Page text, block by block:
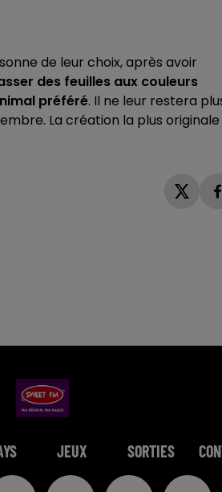
de leur choix, après avoir
des feuilles aux couleurs
préféré. Il ne leur restera
La création la plus originale
JEUX SORTIES